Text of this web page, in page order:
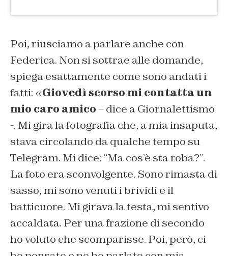
Poi, riusciamo a parlare anche con
Federica. Non si sottrae alle domande,
spiega esattamente come sono andati i
fatti: «Giovedì scorso mi contatta un
mio caro amico– dice aGiornalettismo
-. Mi gira la fotografia che, a mia insaputa,
stava circolando da qualche tempo su
Telegram. Mi dice: “Ma cos’è sta roba?”.
La foto era sconvolgente. Sono rimasta di
sasso, mi sono venuti i brividi e il
batticuore. Mi girava la testa, mi sentivo
accaldata. Per una frazione di secondo
ho voluto che scomparisse. Poi, però, ci